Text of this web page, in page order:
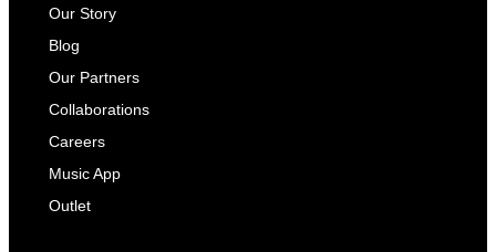
Our Story
Blog
Our Partners
Collaborations
Careers
Music App
Outlet